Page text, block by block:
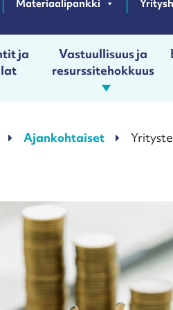
Materiaalipankki
ja
Vastuullisuus ja
resurssitehokkuus
Ajankohtaiset